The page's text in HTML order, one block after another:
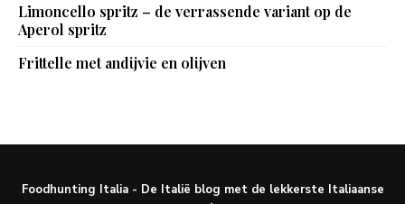
Limoncello spritz – de verrassende variant op de
Aperol spritz
Frittelle met andijvie en olijven
Foodhunting Italia - De Italië blog met de lekkerste Italiaanse